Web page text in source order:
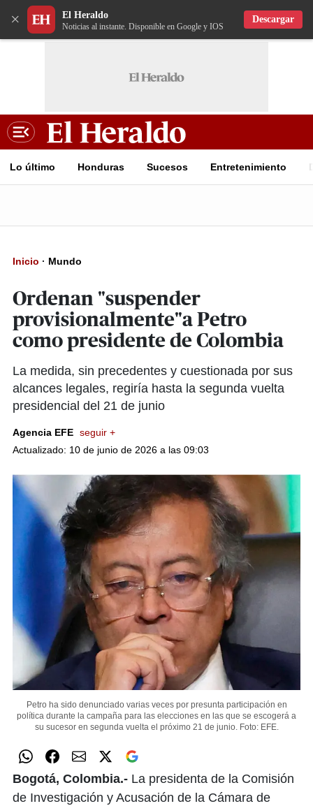
× El Heraldo
Noticias al instante. Disponible en Google y IOS
Descargar
Lo último Honduras Sucesos Entretenimiento
Inicio · Mundo
Ordenan "suspender
provisionalmente"a Petro
como presidente de Colombia
La medida, sin precedentes y cuestionada por sus
alcances legales, regiría hasta la segunda vuelta
presidencial del 21 de junio
Agencia EFE seguir +
Actualizado: 10 de junio de 2026 a las 09:03
Petro ha sido denunciado varias veces por presunta participación en
política durante la campaña para las elecciones en las que se escogerá a
su sucesor en segunda vuelta el próximo 21 de junio. Foto: EFE.
Bogotá, Colombia.- La presidenta de la Comisión
de Investigación y Acusación de la Cámara de